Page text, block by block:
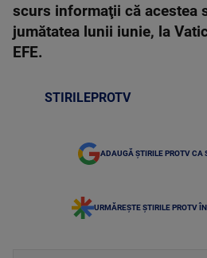
scurs informaţii că acestea
jumătatea lunii iunie, la
EFE.
STIRILEPROTV
ADAUGĂ ȘTIRILE PROTV CA
URMĂREȘTE ȘTIRILE PROTV